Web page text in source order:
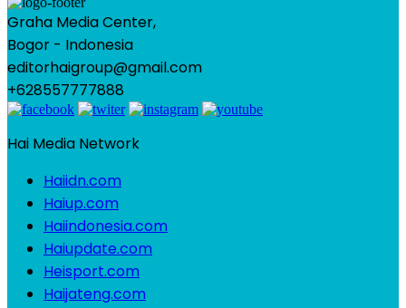
Graha Media Center,
Bogor - Indonesia
editorhaigroup@gmail.com
+628557777888
Hai Media Network
Haiidn.com
Haiup.com
Haiindonesia.com
Haiupdate.com
Heisport.com
Haijateng.com